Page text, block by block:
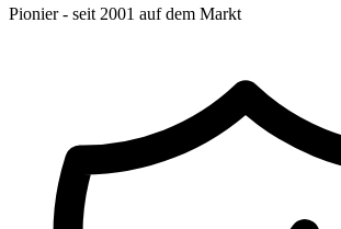
Pionier - seit 2001 auf dem Markt